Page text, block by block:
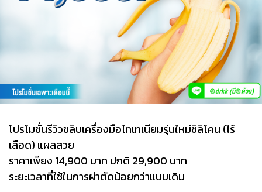
โปรโมชั่นรีวิวขลิบเครื่องมือไทเทเนียมรุ่นใหม่ซิลิโคน (ไร้
เลือด) แผลสวย
ราคาเพียง 14,900 บาท ปกติ 29,900 บาท
ระยะเวลาที่ใช้ในการผ่าตัดน้อยกว่าแบบเดิม